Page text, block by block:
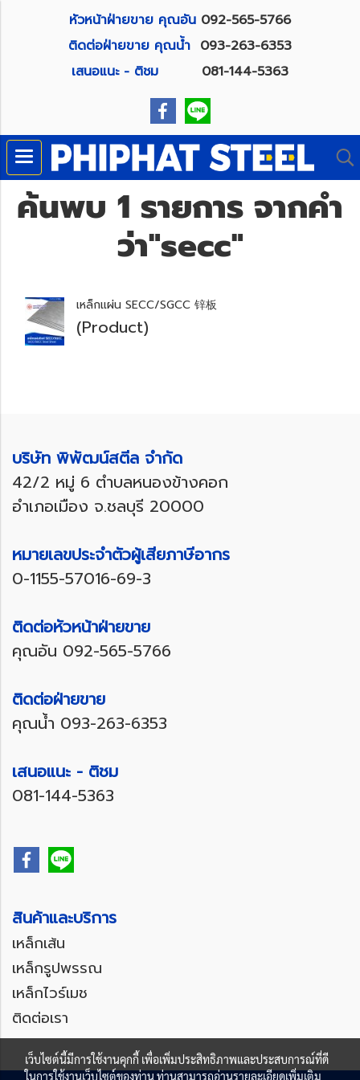
หัวหน้าฝ่ายขาย คุณอัน 092-565-5766
ติดต่อฝ่ายขาย คุณน้ำ 093-263-6353
เสนอแนะ - ติชม 081-144-5363
ค้นพบ 1 รายการ จากคำ
ว่า"secc"
เหล็กแผ่น SECC/SGCC 锌板
(Product)
บริษัท พิพัฒน์สตีล จำกัด
42/2 หมู่ 6 ตำบลหนองข้างคอก
อำเภอเมือง จ.ชลบุรี 20000
หมายเลขประจำตัวผู้เสียภาษีอากร
0-1155-57016-69-3
ติดต่อหัวหน้าฝ่ายขาย
คุณอัน 092-565-5766
ติดต่อฝ่ายขาย
คุณน้ำ 093-263-6353
เสนอแนะ - ติชม
081-144-5363
สินค้าและบริการ
เหล็กเส้น
เหล็กรูปพรรณ
เหล็กไวร์เมช
ติดต่อเรา
เว็บไซต์นี้มีการใช้งานคุกกี้ เพื่อเพิ่มประสิทธิภาพและประสบการณ์ที่ดี
ในการใช้งานเว็บไซต์ของท่าน ท่านสามารถอ่านรายละเอียดเพิ่มเติม